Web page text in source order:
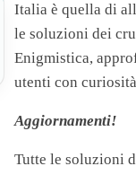
Italia è quella di
le soluzioni dei
Enigmistica,
utenti con
Aggiornamenti!
Tutte le soluzioni